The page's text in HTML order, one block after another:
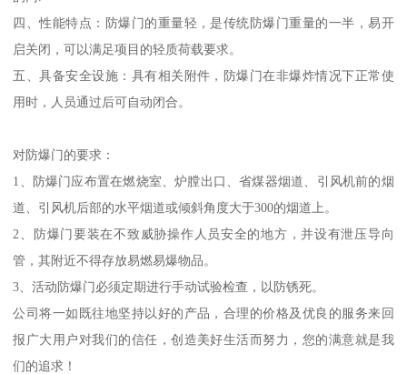
四、性能特点：防爆门的重量轻，是传统防爆门重量的一半，易开
启关闭，可以满足项目的轻质荷载要求。
五、具备安全设施：具有相关附件，防爆门在非爆炸情况下正常使
用时，人员通过后可自动闭合。
对防爆门的要求：
1、防爆门应布置在燃烧室、炉膛出口、省煤器烟道、引风机前的烟
道、引风机后部的水平烟道或倾斜角度大于300的烟道上。
2、防爆门要装在不致威胁操作人员安全的地方，并设有泄压导向
管，其附近不得存放易燃易爆物品。
3、活动防爆门必须定期进行手动试验检查，以防锈死。
公司将一如既往地坚持以好的产品，合理的价格及优良的服务来回
报广大用户对我们的信任，创造美好生活而努力，您的满意就是我
们的追求！